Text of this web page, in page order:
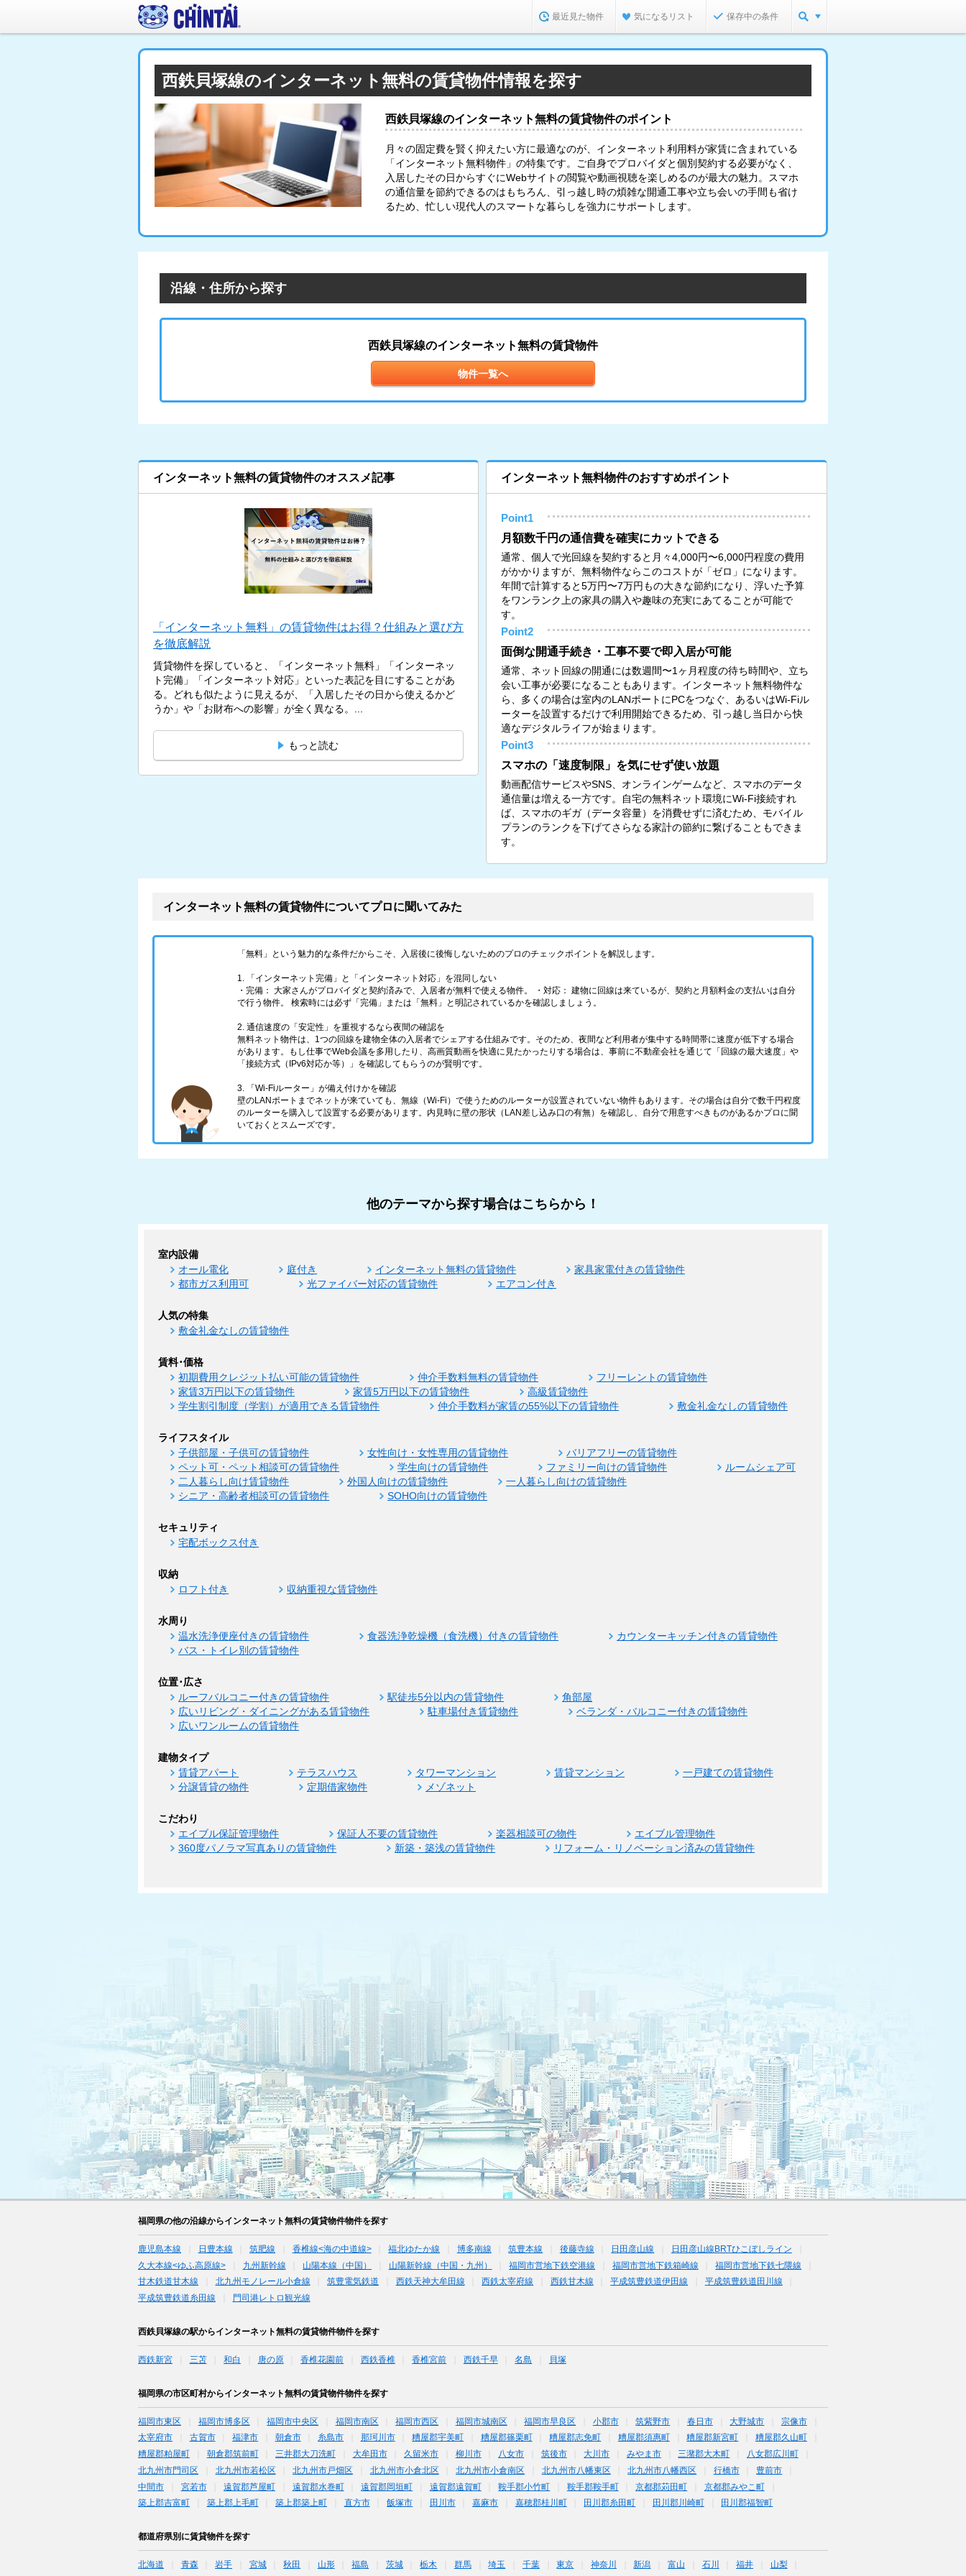
最近見た物件 気になるリスト 保存中の条件
西鉄貝塚線のインターネット無料の賃貸物件情報を探す
西鉄貝塚線のインターネット無料の賃貸物件のポイント
月々の固定費を賢く抑えたい方に最適なのが、インターネット利用料が家賃に含まれている
「インターネット無料物件」の特集です。ご自身でプロバイダと個別契約する必要がなく、
入居したその日からすぐにWebサイトの閲覧や動画視聴を楽しめるのが最大の魅力。スマホ
の通信量を節約できるのはもちろん、引っ越し時の煩雑な開通工事や立ち会いの手間も省け
るため、忙しい現代人のスマートな暮らしを強力にサポートします。
沿線・住所から探す
西鉄貝塚線のインターネット無料の賃貸物件
物件一覧へ
インターネット無料の賃貸物件のオススメ記事
「インターネット無料」の賃貸物件はお得？仕組みと選び方
を徹底解説
賃貸物件を探していると、「インターネット無料」「インターネッ
ト完備」「インターネット対応」といった表記を目にすることがあ
る。どれも似たように見えるが、「入居したその日から使えるかど
うか」や「お財布への影響」が全く異なる。...
もっと読む
インターネット無料物件のおすすめポイント
Point1
月額数千円の通信費を確実にカットできる
通常、個人で光回線を契約すると月々4,000円〜6,000円程度の費用
がかかりますが、無料物件ならこのコストが「ゼロ」になります。
年間で計算すると5万円〜7万円もの大きな節約になり、浮いた予算
をワンランク上の家具の購入や趣味の充実にあてることが可能で
す。
Point2
面倒な開通手続き・工事不要で即入居が可能
通常、ネット回線の開通には数週間〜1ヶ月程度の待ち時間や、立ち
会い工事が必要になることもあります。インターネット無料物件な
ら、多くの場合は室内のLANポートにPCをつなぐ、あるいはWi-Fiル
ーターを設置するだけで利用開始できるため、引っ越し当日から快
適なデジタルライフが始まります。
Point3
スマホの「速度制限」を気にせず使い放題
動画配信サービスやSNS、オンラインゲームなど、スマホのデータ
通信量は増える一方です。自宅の無料ネット環境にWi-Fi接続すれ
ば、スマホのギガ（データ容量）を消費せずに済むため、モバイル
プランのランクを下げてさらなる家計の節約に繋げることもできま
す。
インターネット無料の賃貸物件についてプロに聞いてみた
「無料」という魅力的な条件だからこそ、入居後に後悔しないためのプロのチェックポイントを解説します。
1. 「インターネット完備」と「インターネット対応」を混同しない
・完備： 大家さんがプロバイダと契約済みで、入居者が無料で使える物件。 ・対応： 建物に回線は来ているが、契約と月額料金の支払いは自分
で行う物件。 検索時には必ず「完備」または「無料」と明記されているかを確認しましょう。
2. 通信速度の「安定性」を重視するなら夜間の確認を
無料ネット物件は、1つの回線を建物全体の入居者でシェアする仕組みです。そのため、夜間など利用者が集中する時間帯に速度が低下する場合
があります。もし仕事でWeb会議を多用したり、高画質動画を快適に見たかったりする場合は、事前に不動産会社を通じて「回線の最大速度」や
「接続方式（IPv6対応か等）」を確認してもらうのが賢明です。
3. 「Wi-Fiルーター」が備え付けかを確認
壁のLANポートまでネットが来ていても、無線（Wi-Fi）で使うためのルーターが設置されていない物件もあります。その場合は自分で数千円程度
のルーターを購入して設置する必要があります。内見時に壁の形状（LAN差し込み口の有無）を確認し、自分で用意すべきものがあるかプロに聞
いておくとスムーズです。
他のテーマから探す場合はこちらから！
室内設備
オール電化 庭付き インターネット無料の賃貸物件
家具家電付きの賃貸物件
都市ガス利用可
光ファイバー対応の賃貸物件 エアコン付き
人気の特集
敷金礼金なしの賃貸物件
賃料･価格
初期費用クレジット払い可能の賃貸物件 仲介手数料無料の賃貸物件
フリーレントの賃貸物件
家賃3万円以下の賃貸物件
家賃5万円以下の賃貸物件
高級賃貸物件
学生割引制度（学割）が適用できる賃貸物件
仲介手数料が家賃の55%以下の賃貸物件 敷金礼金なしの賃貸物件
ライフスタイル
子供部屋・子供可の賃貸物件 女性向け・女性専用の賃貸物件
バリアフリーの賃貸物件
ペット可・ペット相談可の賃貸物件
学生向けの賃貸物件 ファミリー向けの賃貸物件
ルームシェア可
二人暮らし向け賃貸物件
外国人向けの賃貸物件
一人暮らし向けの賃貸物件
シニア・高齢者相談可の賃貸物件
SOHO向けの賃貸物件
セキュリティ
宅配ボックス付き
収納
ロフト付き 収納重視な賃貸物件
水周り
温水洗浄便座付きの賃貸物件 食器洗浄乾燥機（食洗機）付きの賃貸物件
カウンターキッチン付きの賃貸物件
バス・トイレ別の賃貸物件
位置･広さ
ルーフバルコニー付きの賃貸物件 駅徒歩5分以内の賃貸物件
角部屋
広いリビング・ダイニングがある賃貸物件
駐車場付き賃貸物件
ベランダ・バルコニー付きの賃貸物件
広いワンルームの賃貸物件
建物タイプ
賃貸アパート テラスハウス タワーマンション 賃貸マンション
一戸建ての賃貸物件
分譲賃貸の物件
定期借家物件 メゾネット
こだわり
エイブル保証管理物件 保証人不要の賃貸物件 楽器相談可の物件
エイブル管理物件
360度パノラマ写真ありの賃貸物件
新築・築浅の賃貸物件 リフォーム・リノベーション済みの賃貸物件
福岡県の他の沿線からインターネット無料の賃貸物件物件を探す
鹿児島本線 日豊本線 筑肥線 香椎線<海の中道線> 福北ゆたか線 博多南線 筑豊本線 後藤寺線 日田彦山線
日田彦山線BRTひこぼしライン
久大本線<ゆふ高原線>
九州新幹線 山陽本線（中国） 山陽新幹線（中国・九州） 福岡市営地下鉄空港線 福岡市営地下鉄箱崎線
福岡市営地下鉄七隈線
甘木鉄道甘木線
北九州モノレール小倉線 筑豊電気鉄道 西鉄天神大牟田線 西鉄太宰府線 西鉄甘木線 平成筑豊鉄道伊田線
平成筑豊鉄道田川線
平成筑豊鉄道糸田線
門司港レトロ観光線
西鉄貝塚線の駅からインターネット無料の賃貸物件物件を探す
西鉄新宮 三苫 和白 唐の原 香椎花園前 西鉄香椎 香椎宮前 西鉄千早 名島 貝塚
福岡県の市区町村からインターネット無料の賃貸物件物件を探す
福岡市東区 福岡市博多区 福岡市中央区 福岡市南区 福岡市西区 福岡市城南区 福岡市早良区 小郡市 筑紫野市 春日市 大野城市
宗像市
太宰府市
古賀市 福津市 朝倉市 糸島市 那珂川市 糟屋郡宇美町 糟屋郡篠栗町 糟屋郡志免町 糟屋郡須惠町 糟屋郡新宮町
糟屋郡久山町
糟屋郡粕屋町
朝倉郡筑前町 三井郡大刀洗町 大牟田市 久留米市 柳川市 八女市 筑後市 大川市 みやま市 三潴郡大木町
八女郡広川町
北九州市門司区
北九州市若松区 北九州市戸畑区 北九州市小倉北区 北九州市小倉南区 北九州市八幡東区 北九州市八幡西区 行橋市
豊前市
中間市
宮若市 遠賀郡芦屋町 遠賀郡水巻町 遠賀郡岡垣町 遠賀郡遠賀町 鞍手郡小竹町 鞍手郡鞍手町 京都郡苅田町
京都郡みやこ町
築上郡吉富町
築上郡上毛町 築上郡築上町 直方市 飯塚市 田川市 嘉麻市 嘉穂郡桂川町 田川郡糸田町 田川郡川崎町 田川郡福智町
都道府県別に賃貸物件を探す
北海道 青森 岩手 宮城 秋田 山形 福島 茨城 栃木 群馬 埼玉 千葉 東京 神奈川 新潟 富山 石川 福井 山梨